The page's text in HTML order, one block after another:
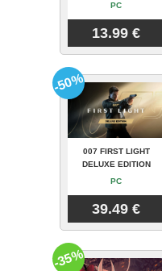
PC
13.99 €
007 FIRST LIGHT
DELUXE EDITION
PC
39.49 €
-50%
-35%